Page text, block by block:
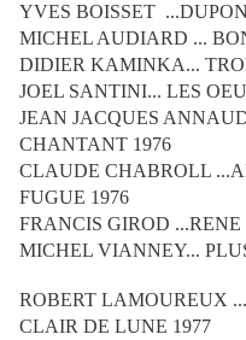
YVES BOISSET
MICHEL AUDIARD ...
DIDIER KAMINKA...
JOEL SANTINI... LES
JEAN JACQUES
CHANTANT 1976
CLAUDE CHABROLL
FUGUE 1976
FRANCIS GIROD
MICHEL VIANNEY...
ROBERT LAMOUREUX
CLAIR DE LUNE 1977